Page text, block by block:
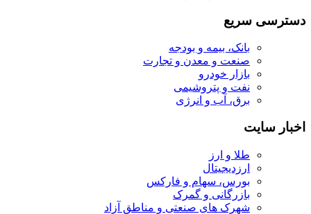
دسترسی سریع
بانک، بیمه و بودجه
صنعت و معدن و تجارت
بازار خودرو
نفت و پتروشیمی
برق، آب و انرژی
اخبار سایت
طلا و ارز
ارزدیجیتال
بورس، سهام و فارکس
بازرگانی و گمرک
شهرک های صنعتی و مناطق آزاد